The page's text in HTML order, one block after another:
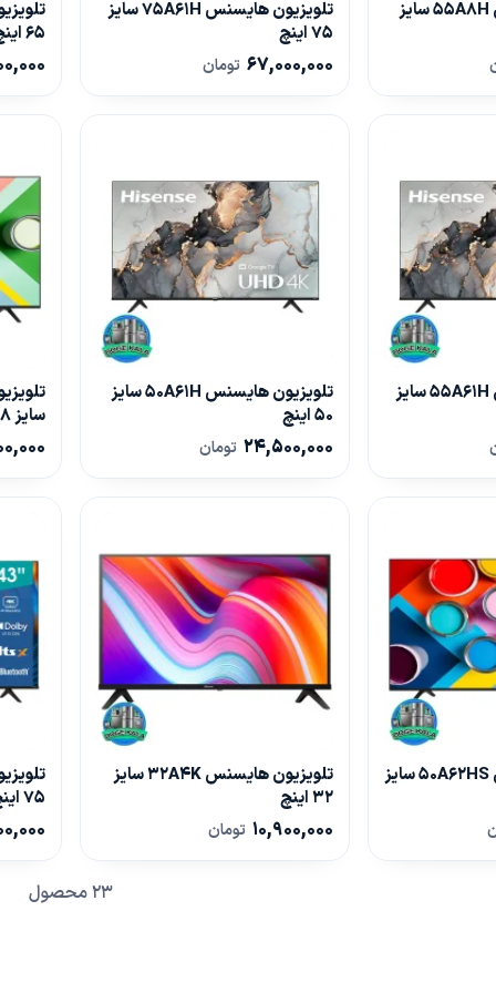
تلویزیون هایسنس 55A8H سایز
تلویزیون هایسنس 75A61H سایز
75 اینچ
67,000,000 تومان
65 اینچ
تلویزیون هایسنس 55A61H سایز
تلویزیون هایسنس 50A61H سایز
50 اینچ
24,500,000 تومان
سایز 58 اینچ
تلویزیون هایسنس 50A62HS سایز
تلویزیون هایسنس 32A4K سایز
32 اینچ
10,900,000 تومان
75 اینچ
23 محصول